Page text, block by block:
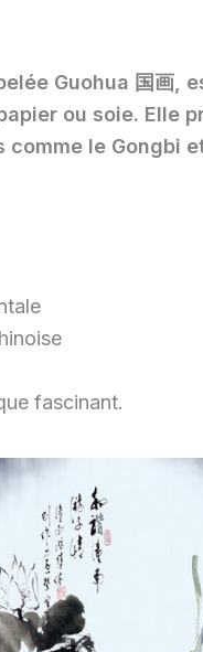
Guohua 国画,
ou soie. Elle
le Gongbi
fascinant.